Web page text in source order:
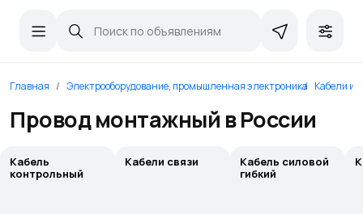
Главная Электрооборудование, промышленная электроника Кабели и
Провод монтажный в России
Кабель
контрольный
Кабели связи
Кабель силовой
гибкий